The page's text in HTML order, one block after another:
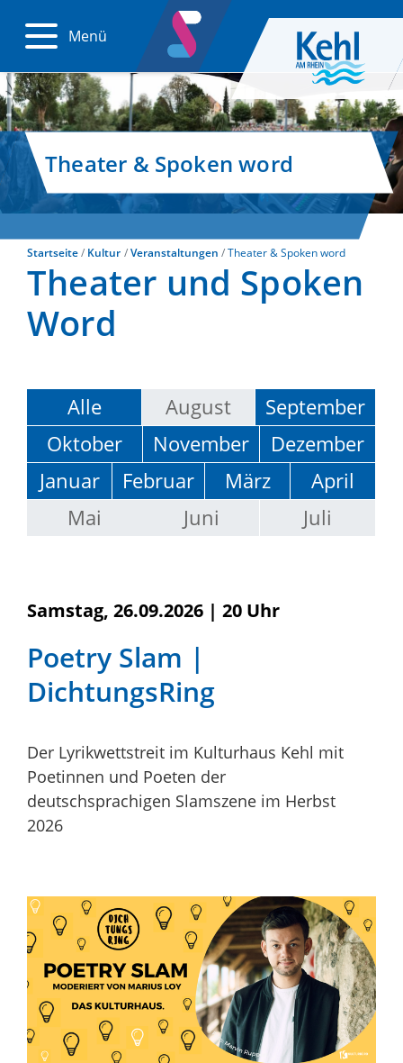
Menü
Theater & Spoken word
Startseite Kultur Veranstaltungen Theater & Spoken word
Theater und Spoken
Word
Alle August
September
Oktober
November
Dezember
Januar
Februar März
April
Mai
Juni Juli
Samstag, 26.09.2026 | 20 Uhr
Poetry Slam |
DichtungsRing
Der Lyrikwettstreit im Kulturhaus Kehl mit
Poetinnen und Poeten der
deutschsprachigen Slamszene im Herbst
2026